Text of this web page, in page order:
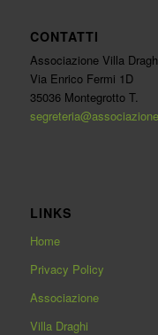
CONTATTI
Associazione Villa
Via Enrico Fermi 1D
35036 Montegrotto T.
LINKS
Home
Privacy Policy
Associazione
Villa Draghi